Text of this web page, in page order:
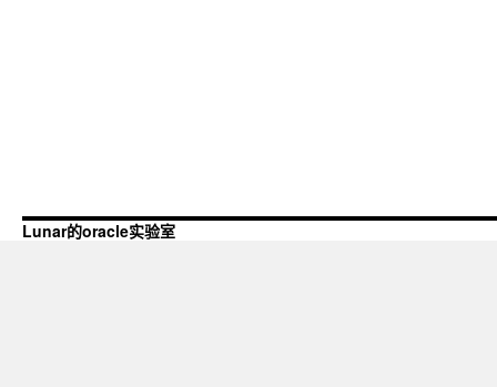
Lunar的oracle实验室